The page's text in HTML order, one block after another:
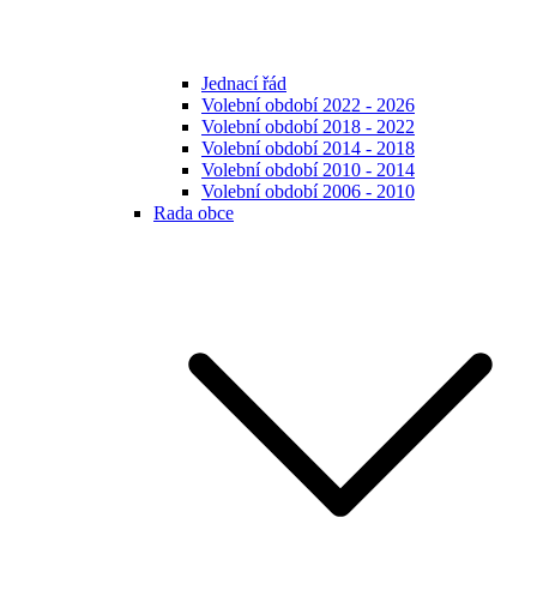
Jednací řád
Volební období 2022 - 2026
Volební období 2018 - 2022
Volební období 2014 - 2018
Volební období 2010 - 2014
Volební období 2006 - 2010
Rada obce